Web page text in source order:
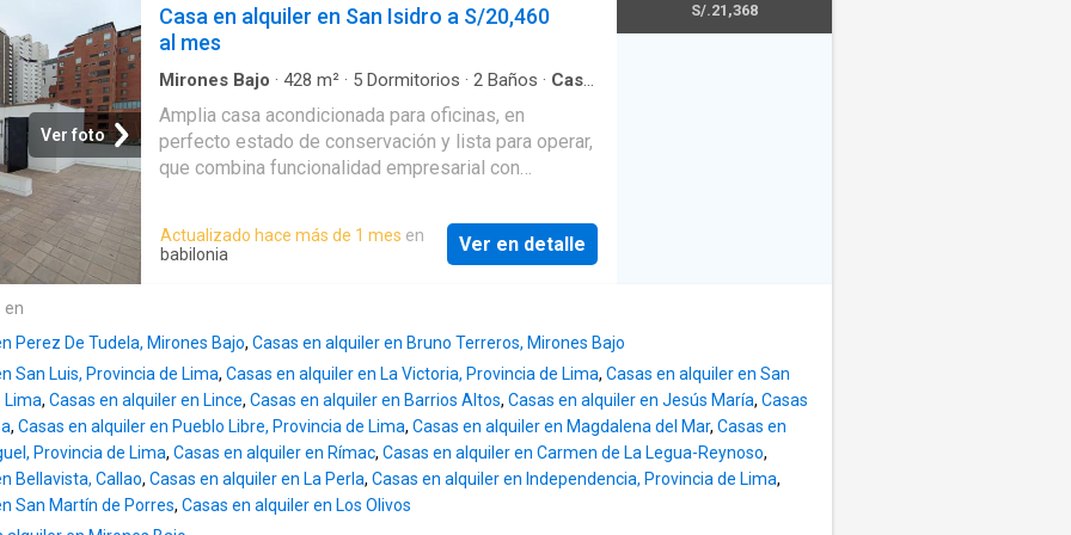
agendar una visita. Pro
con pequeño jardín y recibidor. 2 estacionamientos
internos, esta área también puede ser utilizada
como almacén, según prefieran. Baños (2 de damas
y 2 de caballeros) perfectamente implementados en
la parte de agua, desagüe y eléctrica. Ambientes
amplios, iluminados, frescos con instalaciones
eléctricas en muy buen estado, para oficinas. 1 jardín
ambiente comedor con servicios básicos de agua y
desagüe. 1 almacén a manera de pérgola en el
servicio y
Ver foto
Casa en alquiler en San Isidro a S/20,460
al mes
Mirones Bajo · 428 m² · 5 Dormitorios · 2 Baños · Casa
Jardín
acondicionado·Cocina equipada·Vigilante
Amplia casa acondicionada para oficinas, en
perfecto estado de conservación y lista para operar,
que combina funcionalidad empresarial con
cuadra de Vivanda Los Libertadores, en una zona
estratégica, segura y de fácil acceso, ideal para
cuenta con un hermoso jardín posterior y terraza,
perfectos para reuniones internas, eventos
corporativos o momentos de integración del equipo ́:
Aire acondicionado en todos los ambientes
Corriente trifásica Sistema contra incendios, luces
de emergencia y extintores Ambientes amoblados
Modernas luminarias y cortinas roller Jardín
Actualizado hace más de 1 mes en
babilonia
Ver en detalle
S/.21,368
en
Perez De Tudela, Mirones Bajo, Casas en alquiler en Bruno Terreros, Mirones Bajo
San Luis, Provincia de Lima, Casas en alquiler en La Victoria, Provincia de Lima, Casas en alquiler en San
Lima, Casas en alquiler en Lince, Casas en alquiler en Barrios Altos, Casas en alquiler en Jesús María, Casas
, Casas en alquiler en Pueblo Libre, Provincia de Lima, Casas en alquiler en Magdalena del Mar, Casas en
Provincia de Lima, Casas en alquiler en Rímac, Casas en alquiler en Carmen de La Legua-Reynoso,
Bellavista, Callao, Casas en alquiler en La Perla, Casas en alquiler en Independencia, Provincia de Lima,
San Martín de Porres, Casas en alquiler en Los Olivos